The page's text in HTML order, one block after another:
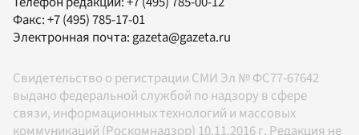
Факс:+7 (495) 785-17-01
Электронная почта:gazeta@gazeta.ru
Свидетельство о регистрации СМИ Эл № ФС77-67642
выдано федеральной службой по надзору в сфере
связи, информационных технологий и массовых
коммуникаций (Роскомнадзор) 10.11.2016 г. Редакция не